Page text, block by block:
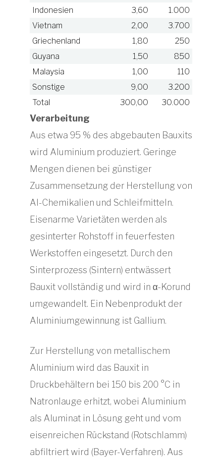
Indonesien
3,60
1.000
Vietnam
2,00
3.700
Griechenland
1,80
250
Guyana
1,50
850
Malaysia
1,00
110
Sonstige
9,00
3.200
Total
300,00 30.000
Verarbeitung
Aus etwa 95 % des abgebauten Bauxits
wird Aluminium produziert. Geringe
Mengen dienen bei günstiger
Zusammensetzung der Herstellung von
Al-Chemikalien und Schleifmitteln.
Eisenarme Varietäten werden als
gesinterter Rohstoff in feuerfesten
Werkstoffen eingesetzt. Durch den
Sinterprozess (Sintern) entwässert
Bauxit vollständig und wird in α-Korund
umgewandelt. Ein Nebenprodukt der
Aluminiumgewinnung ist Gallium.
Zur Herstellung von metallischem
Aluminium wird das Bauxit in
Druckbehältern bei 150 bis 200 °C in
Natronlauge erhitzt, wobei Aluminium
als Aluminat in Lösung geht und vom
eisenreichen Rückstand (Rotschlamm)
abfiltriert wird (Bayer-Verfahren). Aus